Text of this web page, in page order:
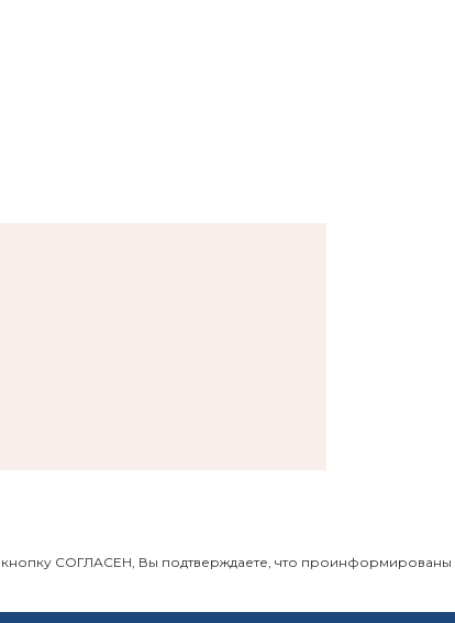
кнопку СОГЛАСЕН, Вы подтверждаете, что проинформированы